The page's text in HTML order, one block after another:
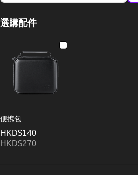
選購配件
便携包
HKD$140
HKD$270